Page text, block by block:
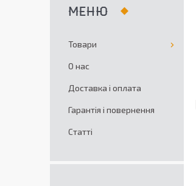
Товари
О нас
Доставка і оплата
Гарантія і повернення
Статті